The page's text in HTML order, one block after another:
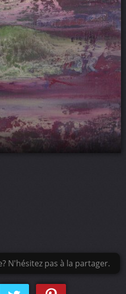
N'hésitez pas à la partager.